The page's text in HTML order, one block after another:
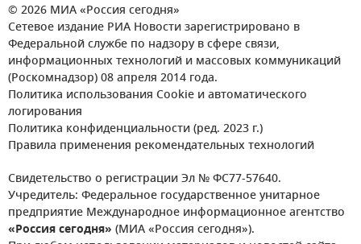
© 2026 МИА «Россия сегодня»
Сетевое издание РИА Новости зарегистрировано в
Федеральной службе по надзору в сфере связи,
информационных технологий и массовых коммуникаций
(Роскомнадзор) 08 апреля 2014 года.
Политика использования Cookie и автоматического
логирования
Политика конфиденциальности (ред. 2023 г.)
Правила применения рекомендательных технологий
Свидетельство о регистрации Эл № ФС77-57640.
Учредитель: Федеральное государственное унитарное
предприятие Международное информационное агентство
«Россия сегодня» (МИА «Россия сегодня»).